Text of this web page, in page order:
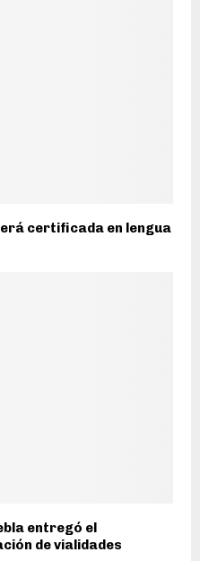
certificada en lengua
entregó el
de vialidades